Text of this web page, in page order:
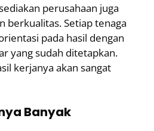
perusahaan juga
berkualitas. Setiap tenaga
pada hasil dengan
yang sudah ditetapkan.
kerjanya akan sangat
Banyak